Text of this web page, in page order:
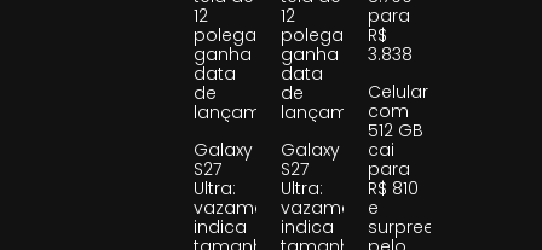
12
polegadas
ganha
data
de
lançamento
Galaxy
S27
Ultra:
vazamento
indica
12
polegadas
ganha
data
de
lançamento
Galaxy
S27
Ultra:
vazamento
indica
para
R$
3.838
Celular
com
512 GB
cai
para
R$ 810
e
surpreende